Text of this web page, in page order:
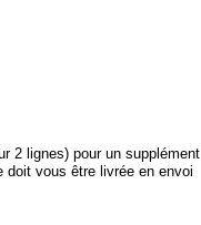
2 lignes) pour un supplément
doit vous être livrée en envoi